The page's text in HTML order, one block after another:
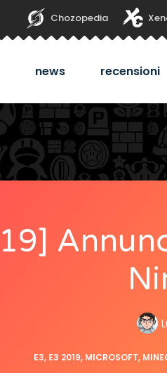
Chozopedia
news recensioni
E3, E3 2019, MICROSOFT,